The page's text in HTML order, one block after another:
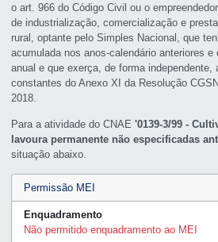
o art. 966 do Código Civil ou o
de industrialização, comercialização e
rural, optante pelo Simples Nacional, que
acumulada nos anos-calendário anteriores
anual e que exerça, de forma independente,
constantes do Anexo XI da Resolução
2018.
Para a atividade do CNAE'0139-3/99 -
lavoura permanente não especificadas
situação abaixo.
Permissão MEI
Enquadramento
Não permitido enquadramento ao MEI